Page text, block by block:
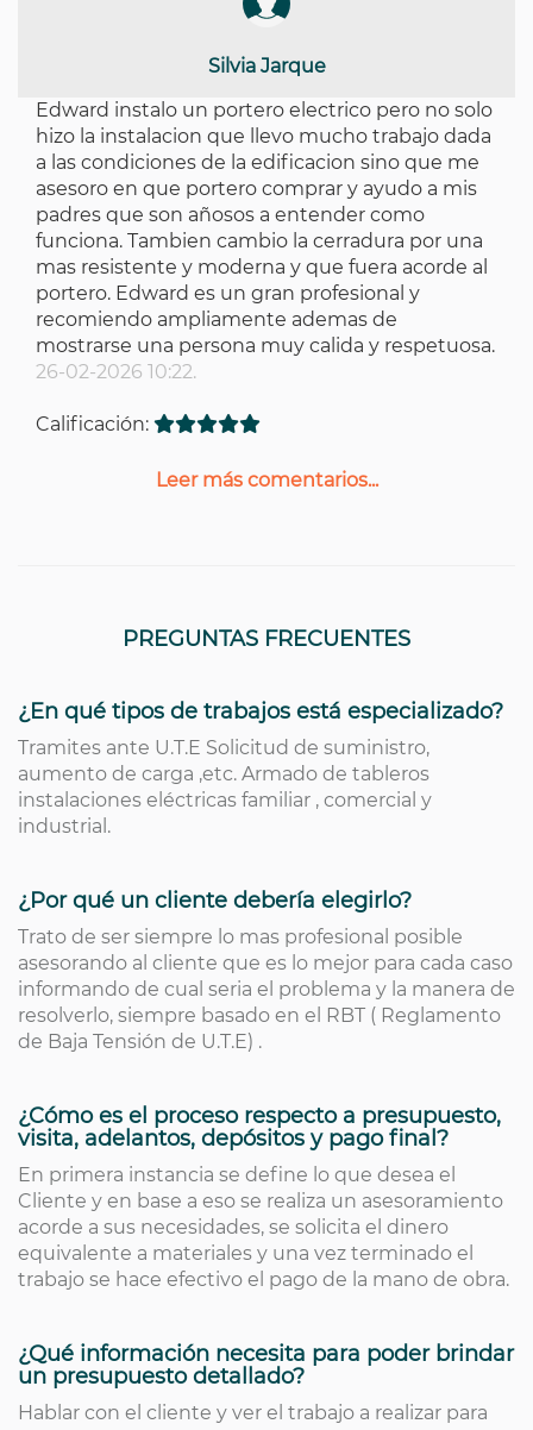
Silvia Jarque
Edward instalo un portero electrico pero no solo
hizo la instalacion que llevo mucho trabajo dada
a las condiciones de la edificacion sino que me
asesoro en que portero comprar y ayudo a mis
padres que son añosos a entender como
funciona. Tambien cambio la cerradura por una
mas resistente y moderna y que fuera acorde al
portero. Edward es un gran profesional y
recomiendo ampliamente ademas de
mostrarse una persona muy calida y respetuosa.
26-02-2026 10:22.
Calificación:
Leer más comentarios...
PREGUNTAS FRECUENTES
¿En qué tipos de trabajos está especializado?
Tramites ante U.T.E Solicitud de suministro,
aumento de carga ,etc. Armado de tableros
instalaciones eléctricas familiar , comercial y
industrial.
¿Por qué un cliente debería elegirlo?
Trato de ser siempre lo mas profesional posible
asesorando al cliente que es lo mejor para cada caso
informando de cual seria el problema y la manera de
resolverlo, siempre basado en el RBT ( Reglamento
de Baja Tensión de U.T.E) .
¿Cómo es el proceso respecto a presupuesto,
visita, adelantos, depósitos y pago final?
En primera instancia se define lo que desea el
Cliente y en base a eso se realiza un asesoramiento
acorde a sus necesidades, se solicita el dinero
equivalente a materiales y una vez terminado el
trabajo se hace efectivo el pago de la mano de obra.
¿Qué información necesita para poder brindar
un presupuesto detallado?
Hablar con el cliente y ver el trabajo a realizar para